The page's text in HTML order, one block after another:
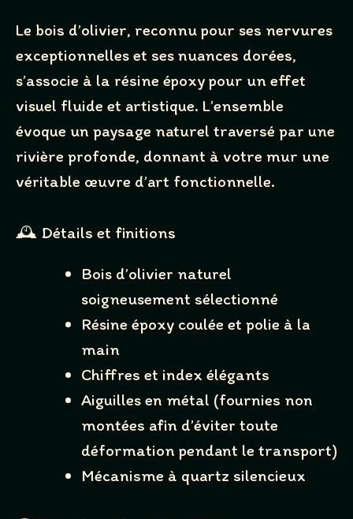
Le bois d’olivier, reconnu pour ses nervures
exceptionnelles et ses nuances dorées,
s’associe à la résine époxy pour un effet
visuel fluide et artistique. L’ensemble
évoque un paysage naturel traversé par une
rivière profonde, donnant à votre mur une
véritable œuvre d’art fonctionnelle.
🕰 Détails et finitions
Bois d’olivier naturel
soigneusement sélectionné
Résine époxy coulée et polie à la
main
Chiffres et index élégants
Aiguilles en métal (fournies non
montées afin d’éviter toute
déformation pendant le transport)
Mécanisme à quartz silencieux
Title *
Your review
Thanks for your review!
We are processing it and it will appear on the store